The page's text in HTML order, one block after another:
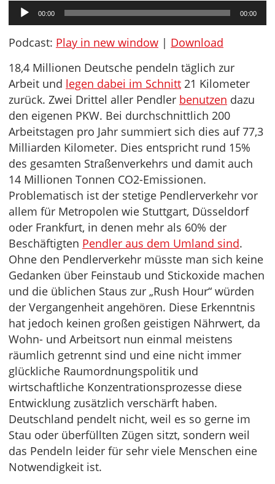
Audio-
Player
00:00 00:00
Podcast: Play in new window | Download
18,4 Millionen Deutsche pendeln täglich zur
Arbeit und legen dabei im Schnitt 21 Kilometer
zurück. Zwei Drittel aller Pendler benutzen dazu
den eigenen PKW. Bei durchschnittlich 200
Arbeitstagen pro Jahr summiert sich dies auf 77,3
Milliarden Kilometer. Dies entspricht rund 15%
des gesamten Straßenverkehrs und damit auch
14 Millionen Tonnen CO2-Emissionen.
Problematisch ist der stetige Pendlerverkehr vor
allem für Metropolen wie Stuttgart, Düsseldorf
oder Frankfurt, in denen mehr als 60% der
Beschäftigten Pendler aus dem Umland sind.
Ohne den Pendlerverkehr müsste man sich keine
Gedanken über Feinstaub und Stickoxide machen
und die üblichen Staus zur „Rush Hour“ würden
der Vergangenheit angehören. Diese Erkenntnis
hat jedoch keinen großen geistigen Nährwert, da
Wohn- und Arbeitsort nun einmal meistens
räumlich getrennt sind und eine nicht immer
glückliche Raumordnungspolitik und
wirtschaftliche Konzentrationsprozesse diese
Entwicklung zusätzlich verschärft haben.
Deutschland pendelt nicht, weil es so gerne im
Stau oder überfüllten Zügen sitzt, sondern weil
das Pendeln leider für sehr viele Menschen eine
Notwendigkeit ist.